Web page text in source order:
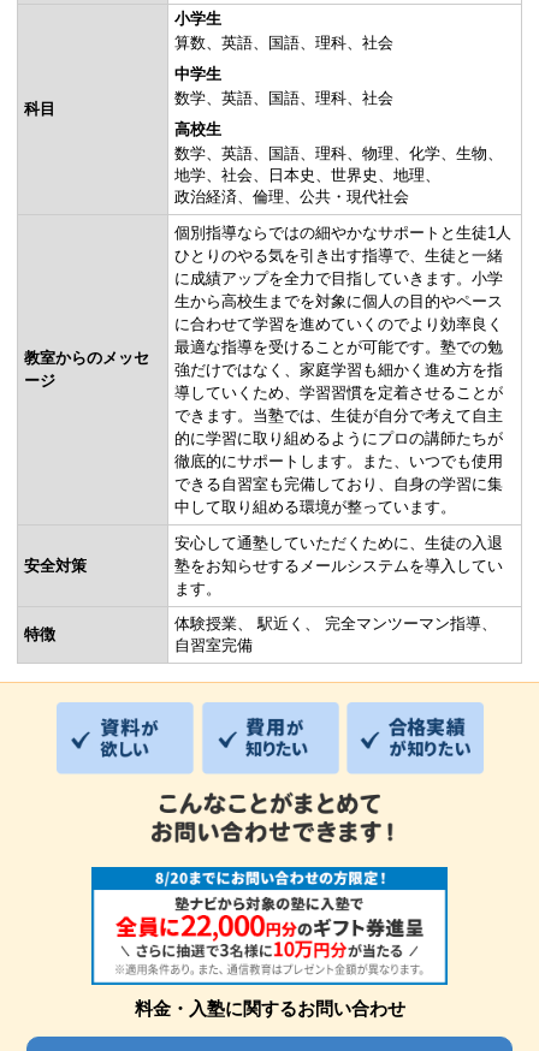
科目
小学生
算数
英語 国語 理科
社会
中学生
数学
英語 国語 理科
社会
高校生
数学
英語 国語 理科 物理 化学
生物
地学
社会 日本史 世界史
地理
政治経済
倫理 公共・現代社会
教室からのメッセ
ージ
個別指導ならではの細やかなサポートと生徒1人
ひとりのやる気を引き出す指導で、生徒と一緒
に成績アップを全力で目指していきます。小学
生から高校生までを対象に個人の目的やペース
に合わせて学習を進めていくのでより効率良く
最適な指導を受けることが可能です。塾での勉
強だけではなく、家庭学習も細かく進め方を指
導していくため、学習習慣を定着させることが
できます。当塾では、生徒が自分で考えて自主
的に学習に取り組めるようにプロの講師たちが
徹底的にサポートします。また、いつでも使用
できる自習室も完備しており、自身の学習に集
中して取り組める環境が整っています。
安全対策
安心して通塾していただくために、生徒の入退
塾をお知らせするメールシステムを導入してい
ます。
特徴
体験授業 駅近く
完全マンツーマン指導
自習室完備
料金・入塾に関するお問い合わせ